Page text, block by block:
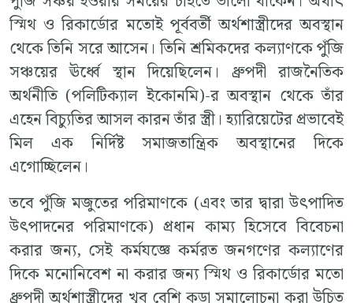
স্মিথ ও রিকার্ডোর মতোই পূর্ববর্তী অর্থশাস্ত্রীদের অবস্থান
থেকে তিনি সরে আসেন। তিনি শ্রমিকদের কল্যাণকে পুঁজি
সঞ্চয়ের ঊর্ধ্বে স্থান দিয়েছিলেন। ধ্রুপদী রাজনৈতিক
অর্থনীতি (পলিটিক্যাল ইকোনমি)-র অবস্থান থেকে তাঁর
এহেন বিচ্যুতির আসল কারন তাঁর স্ত্রী। হ্যারিয়েটের প্রভাবেই
মিল এক নির্দিষ্ট সমাজতান্ত্রিক অবস্থানের দিকে
এগোচ্ছিলেন।
তবে পুঁজি মজুতের পরিমাণকে (এবং তার দ্বারা উৎপাদিত
উৎপাদনের পরিমাণকে) প্রধান কাম্য হিসেবে বিবেচনা
করার জন্য, সেই কর্মযজ্ঞে কর্মরত জনগণের কল্যাণের
দিকে মনোনিবেশ না করার জন্য স্মিথ ও রিকার্ডোর মতো
ধ্রুপদী অর্থশাস্ত্রীদের খুব বেশি কড়া সমালোচনা করা উচিত